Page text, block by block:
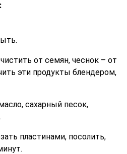
от семян, чеснок – от
эти продукты блендером,
сахарный песок,
пластинами, посолить,